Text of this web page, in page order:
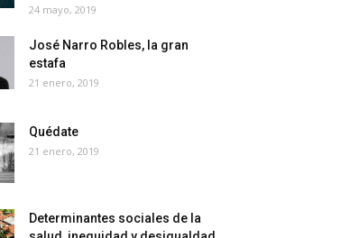
24 mayo, 2019
José Narro Robles, la gran
estafa
21 enero, 2019
Quédate
21 enero, 2019
Determinantes sociales de la